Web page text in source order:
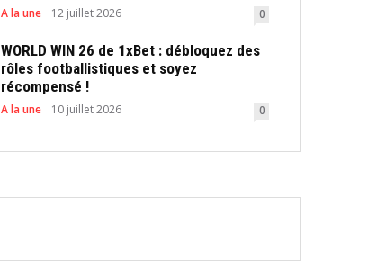
A la une 12 juillet 2026 0
WORLD WIN 26 de 1xBet : débloquez des
rôles footballistiques et soyez
récompensé !
A la une 10 juillet 2026 0